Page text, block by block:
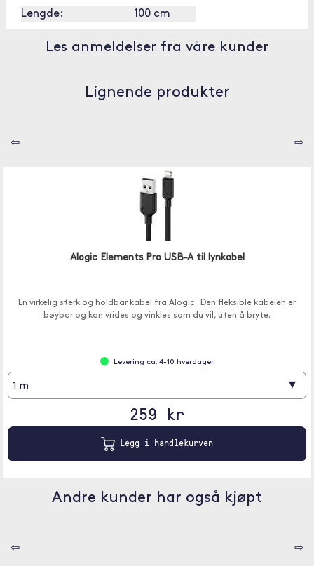
Lengde:
100 cm
Les anmeldelser fra våre kunder
Lignende produkter
⇦ ⇨
Alogic Elements Pro USB-A til lynkabel
En virkelig sterk og holdbar kabel fra Alogic . Den fleksible kabelen er
bøybar og kan vrides og vinkles som du vil, uten å bryte.
Levering ca. 4-10 hverdager
1 m ▾
259 kr
Legg i handlekurven
Andre kunder har også kjøpt
⇦ ⇨